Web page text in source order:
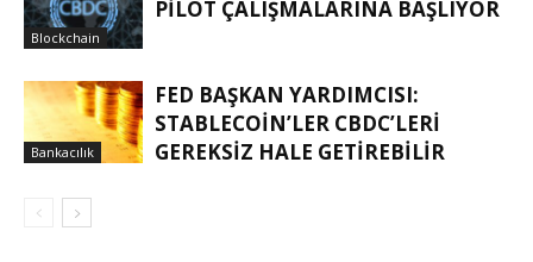
Blockchain
PILOT ÇALIŞMALARINA BAŞLIYOR
Bankacılık
FED BAŞKAN YARDIMCISI:
STABLECOIN’LER CBDC’LERI
GEREKSIZ HALE GETIREBILIR